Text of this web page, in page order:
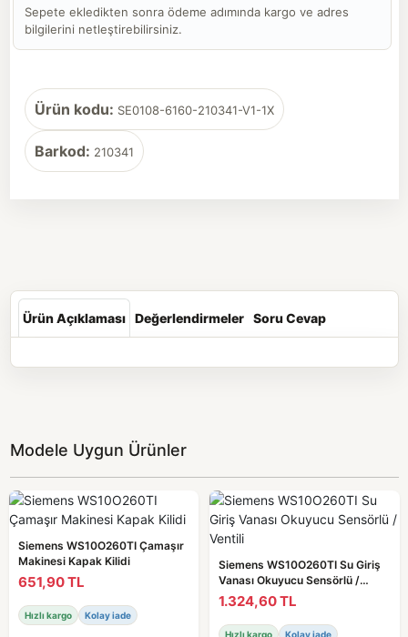
Sepete ekledikten sonra ödeme adımında kargo ve adres
bilgilerini netleştirebilirsiniz.
Ürün kodu: SE0108-6160-210341-V1-1X
Barkod: 210341
Ürün Açıklaması Değerlendirmeler Soru Cevap
Modele Uygun Ürünler
Siemens WS10O260TI Çamaşır
Makinesi Kapak Kilidi
651,90 TL
Hızlı kargo Kolay iade
Siemens WS10O260TI Su Giriş
Vanası Okuyucu Sensörlü /
Ventili
1.324,60 TL
Hızlı kargo Kolay iade